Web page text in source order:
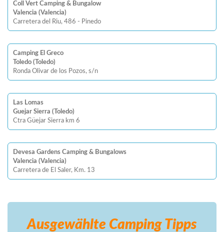
Coll Vert Camping & Bungalow
Valencia (Valencia)
Carretera del Riu, 486 - Pinedo
Camping El Greco
Toledo (Toledo)
Ronda Olivar de los Pozos, s/n
Las Lomas
Guejar Sierra (Toledo)
Ctra Güejar Sierra km 6
Devesa Gardens Camping & Bungalows
Valencia (Valencia)
Carretera de El Saler, Km. 13
Ausgewählte Camping Tipps